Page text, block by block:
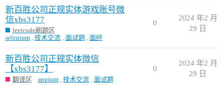
新百胜公司正规实体游戏账号微
信xbs3177
leetcode刷题区
selenium ,技术交流 , 面试题 , 面经
0
2024 年2 月
29 日
新百胜公司正规实体微信
【xbs3177】
翻译区 appium ,技术交流 , 面试题
0
2024 年2 月
29 日